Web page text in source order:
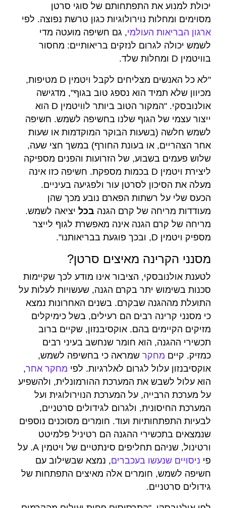
יכולת למנוע את התפתחותם של סוגי סרטן
מסוימים ומחלות נוירולוגיות כגון טרשת נפוצה. לפי
ארגון הבריאות העולמי, גם חשיפה מועטה מדי
לשמש יכולה לגרום לנזקים בריאותיים: מחסור
בוויטמין D ומחלות שלד.
"לא כל האנשים מצליחים לקבל ויטמין D מטיפות,
מכיוון שלא תמיד הוא נספג טוב בגוף", מדגישה
אולנובסקי. "המקור הטוב ביותר לוויטמין D הוא
ייצור עצמי של הגוף שלנו בחשיפה לשמש. חשיפה
לשמש חלשה (בשעות הבוקר המוקדמות או שעות
אחר הצהריים, או בעונת החורף) במשך חצי שעה,
שלוש פעמים בשבוע, של הזרועות והפנים מספיקה
ליצירת ויטמין D בכמות מספקת. חשיפה כזו אינה
מעלה את הסיכון לסרטן עור ולפגיעה בעיניים.
הכעס שלי על רשתות הפארם נובע מכך שהן
מעודדות מריחה של קרם הגנה בכל יציאה לשמש.
מריחה של קרם הגנה אינה מאפשרת לגוף לייצר
מספיק ויטמין D, ובכך פוגעת בבריאותנו".
מסנני הקרינה מאיצים סרטן?
לטענת אולנובסקי, הציבור אינו מודע לכך שקיימות
סכנות בשימוש יתר בקרם הגנה, שעשויות לעלות על
התועלת מההגנה שבקרם. בשנים האחרונות נמצא
כי מסנני קרינה רבים הם רעילים, בשל כימיקלים
מזיקים הקיימים בהם. אוקסיבנזון, שקיים ברוב
תכשירי ההגנה, הוא חומר שנחשב בעיני רבים
כמזיק. קיים מחקר שמראה כי בחשיפה לשמש,
אוקסיבנזון עלול לגרום לאלרגיות. לפי מחקר אחר,
הוא עלול לשבש את המערכת ההורמונלית, ולהשפיע
על מערכת הרבייה, על המערכת הנוירולוגית ועל
המערכת החיסונית, ולגרום לגידולים סרטניים,
לבעיות התפתחותיות ועוד. חומרים מסוכנים נוספים
שנמצאים בתכשירי ההגנה הם רטיניל פלמיטט
ורטינול, שניהם תחליפים סינתטיים של ויטמין A. על
פי ניסויים שנעשו בעכברים, נמצא שבשילוב עם
חשיפה לשמש, חומרים אלה מאיצים התפתחות של
גידולים סרטניים.